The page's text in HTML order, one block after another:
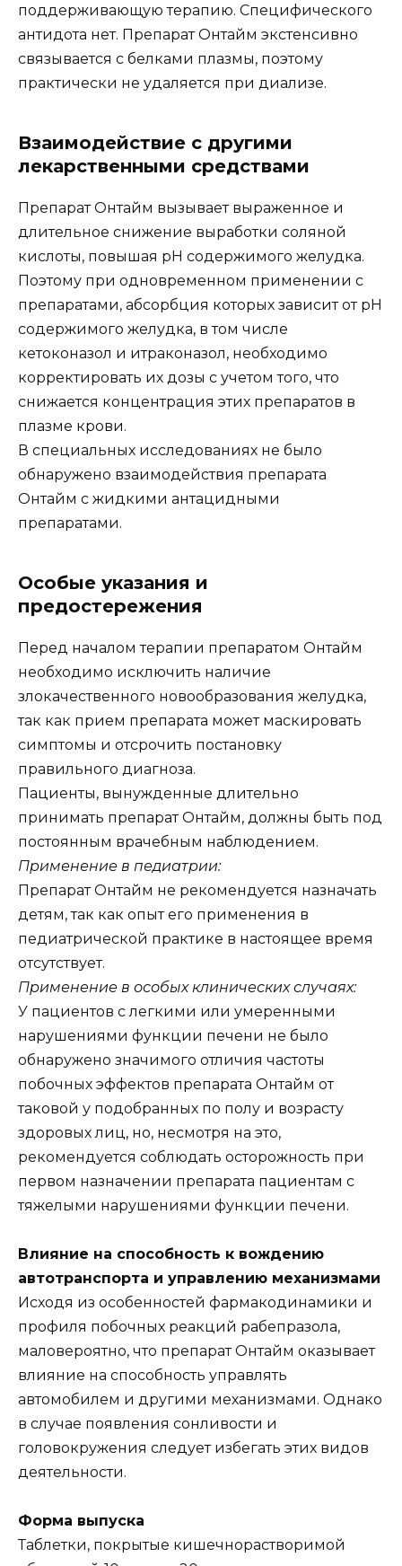
поддерживающую терапию. Специфического
антидота нет. Препарат Онтайм экстенсивно
связывается с белками плазмы, поэтому
практически не удаляется при диализе.
Взаимодействие с другими
лекарственными средствами
Препарат Онтайм вызывает выраженное и
длительное снижение выработки соляной
кислоты, повышая рН содержимого желудка.
Поэтому при одновременном применении с
препаратами, абсорбция которых зависит от рН
содержимого желудка, в том числе
кетоконазол и итраконазол, необходимо
корректировать их дозы с учетом того, что
снижается концентрация этих препаратов в
плазме крови.
В специальных исследованиях не было
обнаружено взаимодействия препарата
Онтайм с жидкими антацидными
препаратами.
Особые указания и
предостережения
Перед началом терапии препаратом Онтайм
необходимо исключить наличие
злокачественного новообразования желудка,
так как прием препарата может маскировать
симптомы и отсрочить постановку
правильного диагноза.
Пациенты, вынужденные длительно
принимать препарат Онтайм, должны быть под
постоянным врачебным наблюдением.
Применение в педиатрии:
Препарат Онтайм не рекомендуется назначать
детям, так как опыт его применения в
педиатрической практике в настоящее время
отсутствует.
Применение в особых клинических случаях:
У пациентов с легкими или умеренными
нарушениями функции печени не было
обнаружено значимого отличия частоты
побочных эффектов препарата Онтайм от
таковой у подобранных по полу и возрасту
здоровых лиц, но, несмотря на это,
рекомендуется соблюдать осторожность при
первом назначении препарата пациентам с
тяжелыми нарушениями функции печени.
Влияние на способность к вождению
автотранспорта и управлению механизмами
Исходя из особенностей фармакодинамики и
профиля побочных реакций рабепразола,
маловероятно, что препарат Онтайм оказывает
влияние на способность управлять
автомобилем и другими механизмами. Однако
в случае появления сонливости и
головокружения следует избегать этих видов
деятельности.
Форма выпуска
Таблетки, покрытые кишечнорастворимой